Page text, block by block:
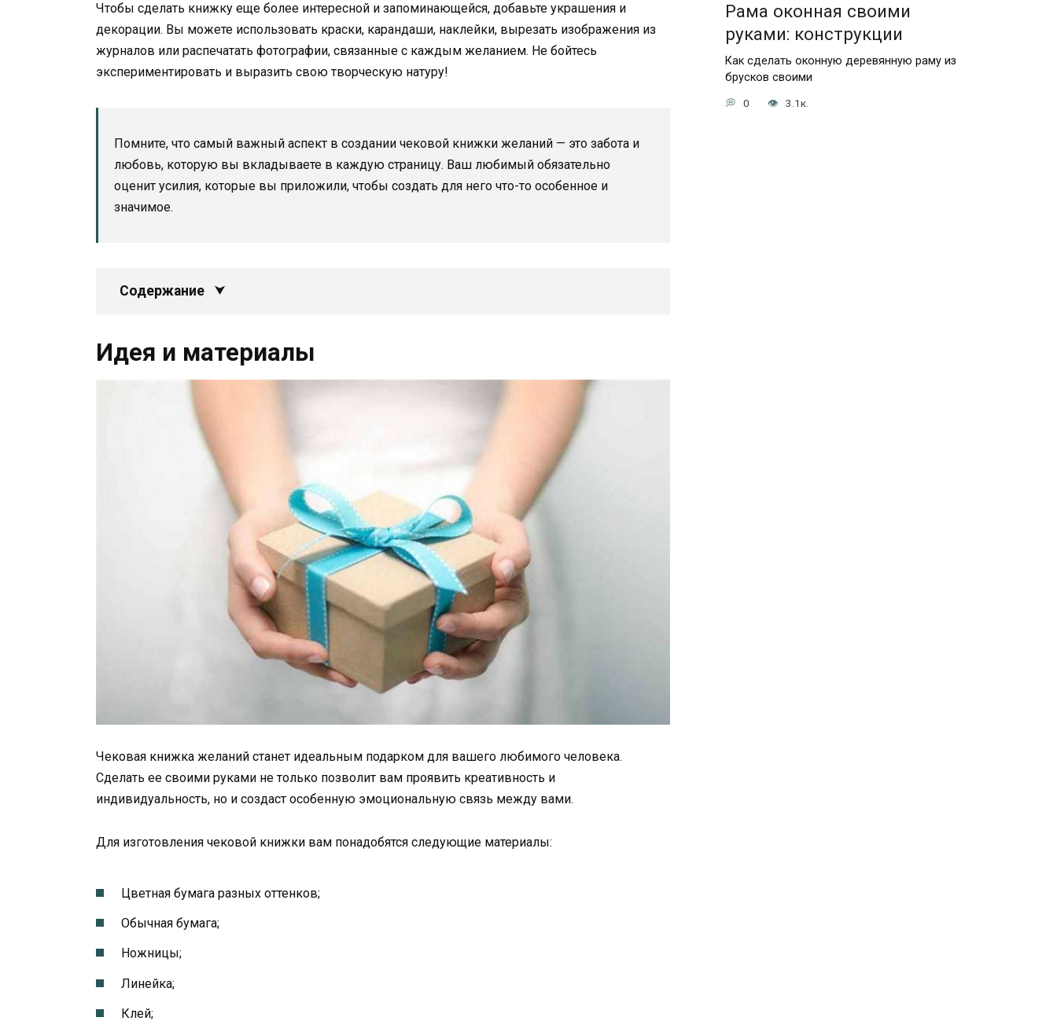
Чтобы сделать книжку еще более интересной и запоминающейся, добавьте украшения и
декорации. Вы можете использовать краски, карандаши, наклейки, вырезать изображения из
журналов или распечатать фотографии, связанные с каждым желанием. Не бойтесь
экспериментировать и выразить свою творческую натуру!
Помните, что самый важный аспект в создании чековой книжки желаний — это забота и
любовь, которую вы вкладываете в каждую страницу. Ваш любимый обязательно
оценит усилия, которые вы приложили, чтобы создать для него что-то особенное и
значимое.
Содержание
Идея и материалы
Чековая книжка желаний станет идеальным подарком для вашего любимого человека.
Сделать ее своими руками не только позволит вам проявить креативность и
индивидуальность, но и создаст особенную эмоциональную связь между вами.
Для изготовления чековой книжки вам понадобятся следующие материалы:
Цветная бумага разных оттенков;
Обычная бумага;
Ножницы;
Линейка;
Клей;
Рама оконная своими
руками: конструкции
Как сделать оконную деревянную раму из
брусков своими
0 3.1к.